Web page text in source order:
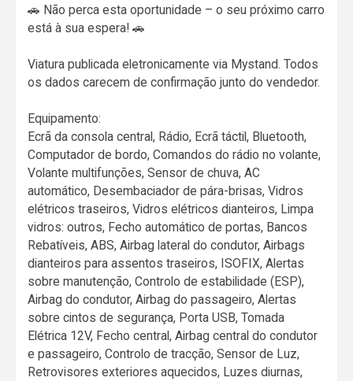
🚗 Não perca esta oportunidade – o seu próximo carro
está à sua espera! 🚗
Viatura publicada eletronicamente via Mystand. Todos
os dados carecem de confirmação junto do vendedor.
Equipamento:
Ecrã da consola central, Rádio, Ecrã táctil, Bluetooth,
Computador de bordo, Comandos do rádio no volante,
Volante multifunções, Sensor de chuva, AC
automático, Desembaciador de pára-brisas, Vidros
elétricos traseiros, Vidros elétricos dianteiros, Limpa
vidros: outros, Fecho automático de portas, Bancos
Rebatíveis, ABS, Airbag lateral do condutor, Airbags
dianteiros para assentos traseiros, ISOFIX, Alertas
sobre manutenção, Controlo de estabilidade (ESP),
Airbag do condutor, Airbag do passageiro, Alertas
sobre cintos de segurança, Porta USB, Tomada
Elétrica 12V, Fecho central, Airbag central do condutor
e passageiro, Controlo de tracção, Sensor de Luz,
Retrovisores exteriores aquecidos, Luzes diurnas,